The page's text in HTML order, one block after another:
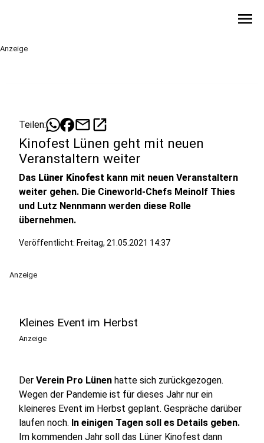
menu
Anzeige
Teilen: mailopen_in_new
Kinofest Lünen geht mit neuen
Veranstaltern weiter
Das Lüner Kinofest kann mit neuen Veranstaltern
weiter gehen. Die Cineworld-Chefs Meinolf Thies
und Lutz Nennmann werden diese Rolle
übernehmen.
Veröffentlicht: Freitag, 21.05.2021 14:37
Anzeige
Kleines Event im Herbst
Anzeige
Der Verein Pro Lünen hatte sich zurückgezogen.
Wegen der Pandemie ist für dieses Jahr nur ein
kleineres Event im Herbst geplant. Gespräche darüber
laufen noch. In einigen Tagen soll es Details geben.
Im kommenden Jahr soll das Lüner Kinofest dann